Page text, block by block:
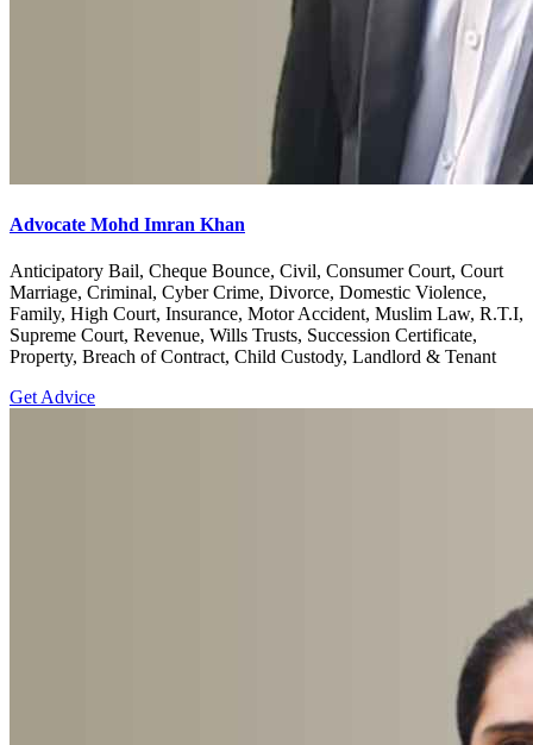
Advocate Mohd Imran Khan
Anticipatory Bail, Cheque Bounce, Civil, Consumer Court, Court
Marriage, Criminal, Cyber Crime, Divorce, Domestic Violence,
Family, High Court, Insurance, Motor Accident, Muslim Law, R.T.I,
Supreme Court, Revenue, Wills Trusts, Succession Certificate,
Property, Breach of Contract, Child Custody, Landlord & Tenant
Get Advice